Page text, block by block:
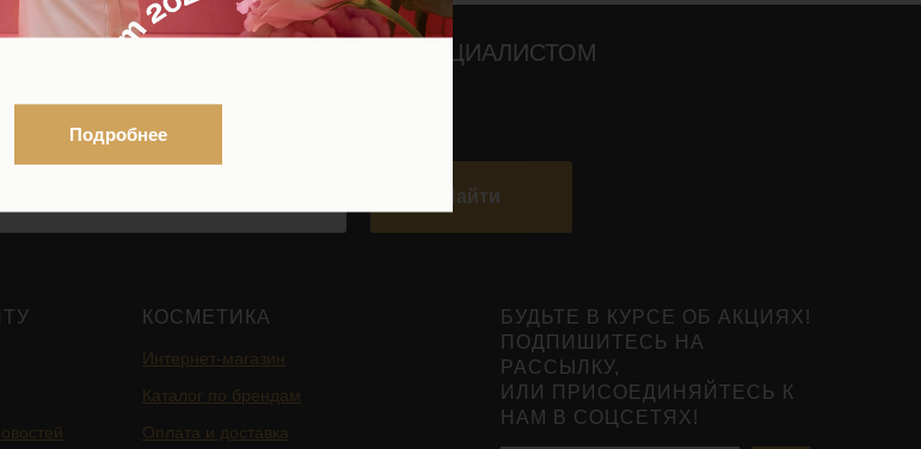
ПРОКОНСУЛЬТИРУЙТЕСЬ СО СПЕЦИАЛИСТОМ
18+
Найти
КОСМЕТИКА
Интернет-магазин
Каталог по брендам
Оплата и доставка
БУДЬТЕ В КУРСЕ ОБ АКЦИЯХ!
ПОДПИШИТЕСЬ НА
РАССЫЛКУ,
ИЛИ ПРИСОЕДИНЯЙТЕСЬ К
НАМ В СОЦСЕТЯХ!
Подробнее